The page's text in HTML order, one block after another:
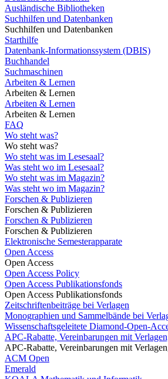
Ausländische Bibliotheken
Suchhilfen und Datenbanken
Suchhilfen und Datenbanken
Starthilfe
Datenbank-Informationssystem (DBIS)
Buchhandel
Suchmaschinen
Arbeiten & Lernen
Arbeiten & Lernen
Arbeiten & Lernen
Arbeiten & Lernen
FAQ
Wo steht was?
Wo steht was?
Wo steht was im Lesesaal?
Was steht wo im Lesesaal?
Wo steht was im Magazin?
Was steht wo im Magazin?
Forschen & Publizieren
Forschen & Publizieren
Forschen & Publizieren
Forschen & Publizieren
Elektronische Semesterapparate
Open Access
Open Access
Open Access Policy
Open Access Publikationsfonds
Open Access Publikationsfonds
Zeitschriftenbeiträge bei Verlagen
Monographien und Sammelbände bei
Wissenschaftsgeleitete Diamond-Open-
APC-Rabatte, Vereinbarungen mit
APC-Rabatte, Vereinbarungen mit
ACM Open
Emerald